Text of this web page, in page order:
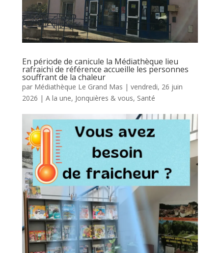
En période de canicule la Médiathèque lieu
rafraichi de référence accueille les personnes
souffrant de la chaleur
par Médiathèque Le Grand Mas | vendredi, 26 juin
2026 | A la une, Jonquières & vous, Santé